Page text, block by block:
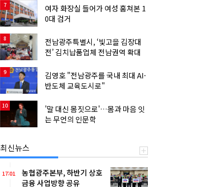
7
여자 화장실 들어가 여성 훔쳐본 1
0대 검거
8
전남광주특별시, ‘빛고을 김장대
전’ 김치납품업체 전남권역 확대
9
김영호 "전남광주를 국내 최대 AI·
반도체 교육도시로"
10
'말 대신 몸짓으로'…몸과 마음 잇
는 무언의 인문학
최신뉴스
17:01
농협광주본부, 하반기 상호
금융 사업방향 공유